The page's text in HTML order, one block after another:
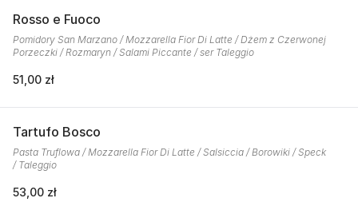
Rosso e Fuoco
Pomidory San Marzano / Mozzarella Fior Di Latte / Dżem z Czerwonej
Porzeczki / Rozmaryn / Salami Piccante / ser Taleggio
51,00 zł
Tartufo Bosco
Pasta Truflowa / Mozzarella Fior Di Latte / Salsiccia / Borowiki / Speck
/ Taleggio
53,00 zł